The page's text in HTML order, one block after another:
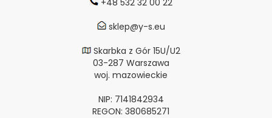
sklep@y-s.eu
Skarbka z Gór 15U/U2
03-287 Warszawa
woj. mazowieckie
NIP: 7141842934
REGON: 380685271